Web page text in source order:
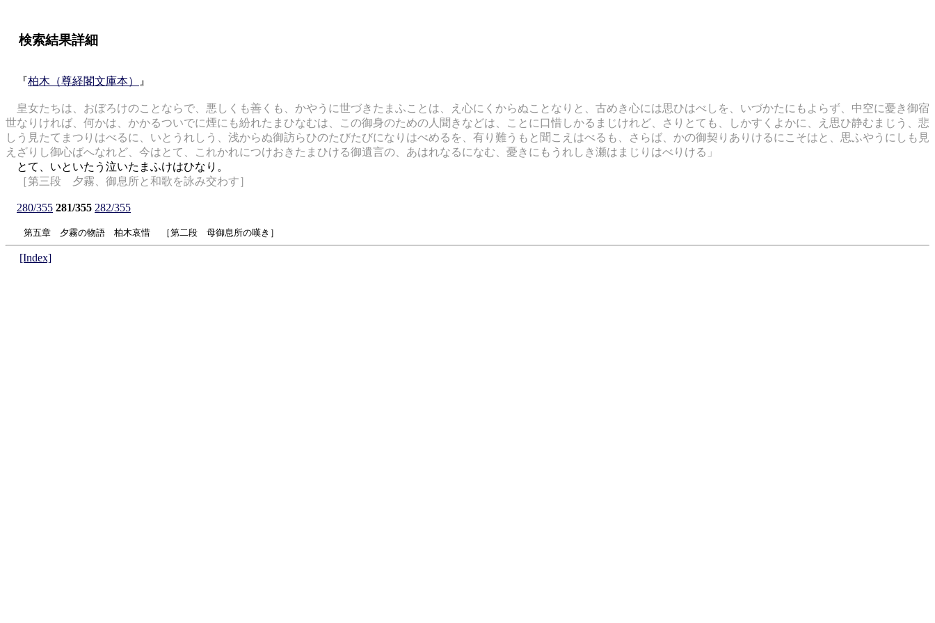
検索結果詳細
『柏木（尊経閣文庫本） 』
皇女たちは、おぼろけのことならで、悪しくも善くも、かやうに世づきたまふことは、え心にくからぬことなりと、古めき心には思ひはべしを、いづかたにもよらず、中空に憂き御宿
世なりければ、何かは、かかるついでに煙にも紛れたまひなむは、この御身のための人聞きなどは、ことに口惜しかるまじけれど、さりとても、しかすくよかに、え思ひ静むまじう、悲
しう見たてまつりはべるに、いとうれしう、浅からぬ御訪らひのたびたびになりはべめるを、有り難うもと聞こえはべるも、さらば、かの御契りありけるにこそはと、思ふやうにしも見
えざりし御心ばへなれど、今はとて、これかれにつけおきたまひける御遺言の、あはれなるになむ、憂きにもうれしき瀬はまじりはべりける」
とて、いといたう泣いたまふけはひなり。
［第三段 夕霧、御息所と和歌を詠み交わす］
280/355 281/355 282/355
第五章 夕霧の物語 柏木哀惜 ［第二段 母御息所の嘆き］
[Index]